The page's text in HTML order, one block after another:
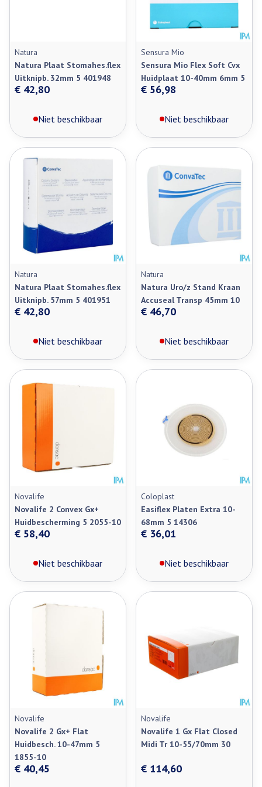
Natura
Natura Plaat Stomahes.flex
Uitknipb. 32mm 5 401948
€ 42,80
Niet beschikbaar
Sensura Mio
Sensura Mio Flex Soft Cvx
Huidplaat 10-40mm 6mm 5
€ 56,98
Niet beschikbaar
Natura
Natura Plaat Stomahes.flex
Uitknipb. 57mm 5 401951
€ 42,80
Niet beschikbaar
Natura
Natura Uro/z Stand Kraan
Accuseal Transp 45mm 10
€ 46,70
Niet beschikbaar
Novalife
Novalife 2 Convex Gx+
Huidbescherming 5 2055-10
€ 58,40
Niet beschikbaar
Coloplast
Easiflex Platen Extra 10-
68mm 5 14306
€ 36,01
Niet beschikbaar
Novalife
Novalife 2 Gx+ Flat
Huidbesch. 10-47mm 5
1855-10
€ 40,45
Novalife
Novalife 1 Gx Flat Closed
Midi Tr 10-55/70mm 30
€ 114,60